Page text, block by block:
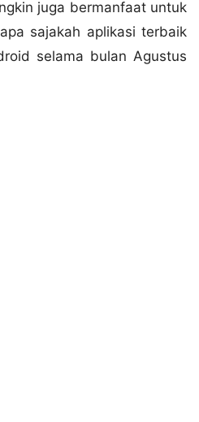
juga bermanfaat untuk
sajakah aplikasi terbaik
selama bulan Agustus